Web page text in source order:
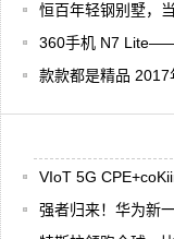
恒百年轻钢别墅，
360手机 N7
款款都是精品 2017
VIoT 5G
强者归来！华为新